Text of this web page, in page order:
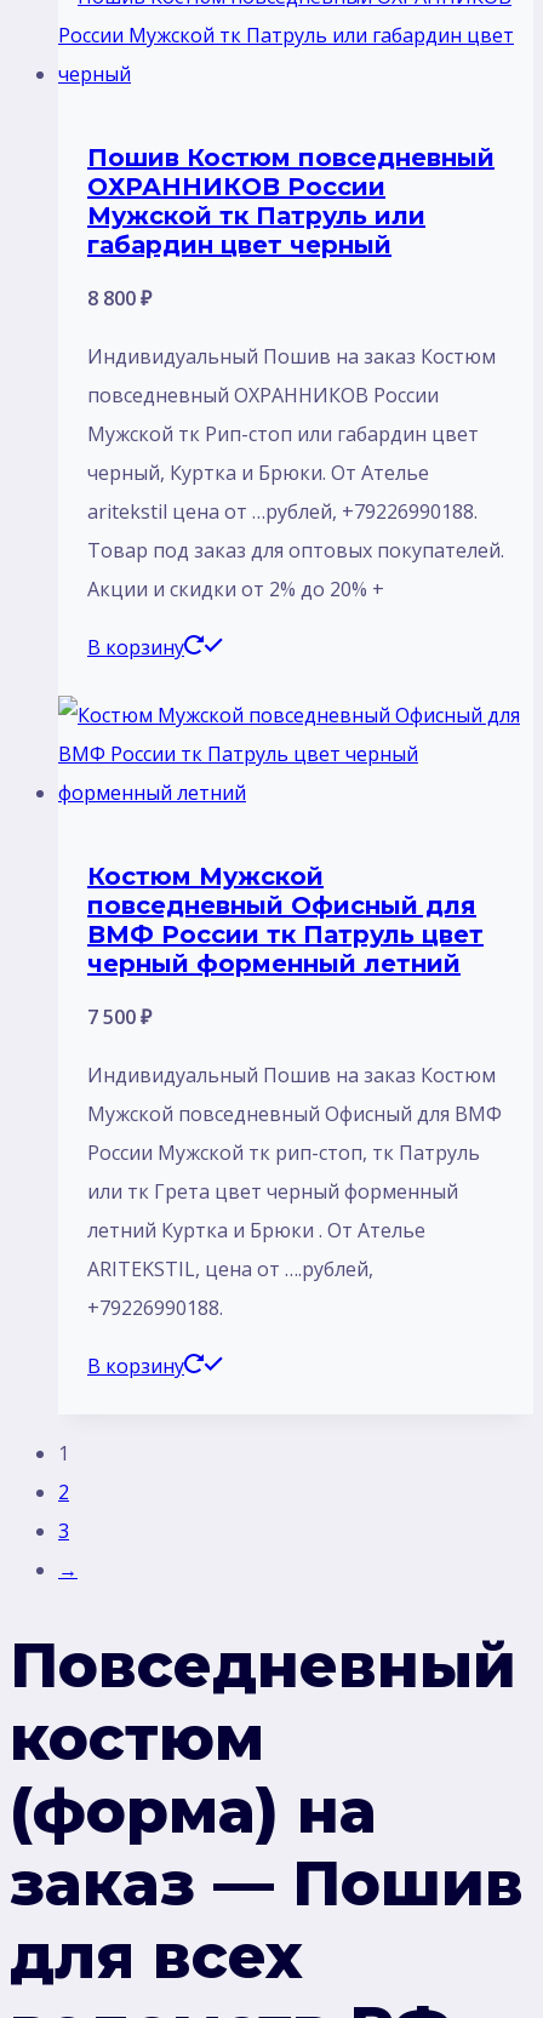
Пошив Костюм повседневный
ОХРАННИКОВ России
Мужской тк Патруль или
габардин цвет черный
8 800₽
Индивидуальный Пошив на заказ Костюм
повседневный ОХРАННИКОВ России
Мужской тк Рип-стоп или габардин цвет
черный, Куртка и Брюки. От Ателье
aritekstil цена от …рублей, +79226990188.
Товар под заказ для оптовых покупателей.
Акции и скидки от 2% до 20% +
В корзину
Костюм Мужской
повседневный Офисный для
ВМФ России тк Патруль цвет
черный форменный летний
7 500₽
Индивидуальный Пошив на заказ Костюм
Мужской повседневный Офисный для ВМФ
России Мужской тк рип-стоп, тк Патруль
или тк Грета цвет черный форменный
летний Куртка и Брюки . От Ателье
ARITEKSTIL, цена от ….рублей,
+79226990188.
В корзину
1
2
3
→
Повседневный
костюм
(форма) на
заказ — Пошив
для всех